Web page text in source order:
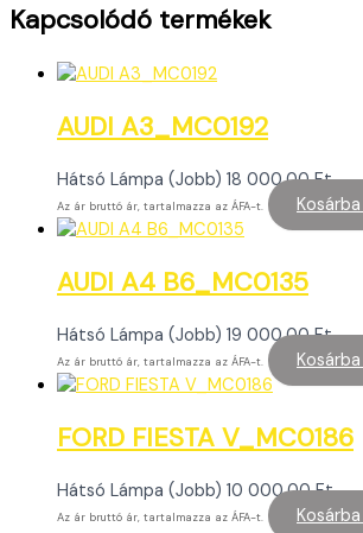
Kapcsolódó termékek
AUDI A3_MC0192
Hátsó Lámpa (Jobb) 18 000,00Ft
Az ár bruttó ár, tartalmazza az ÁFA-t.
AUDI A4 B6_MC0135
Hátsó Lámpa (Jobb) 19 000,00Ft
Az ár bruttó ár, tartalmazza az ÁFA-t.
FORD FIESTA V_MC0186
Hátsó Lámpa (Jobb) 10 000,00Ft
Az ár bruttó ár, tartalmazza az ÁFA-t.